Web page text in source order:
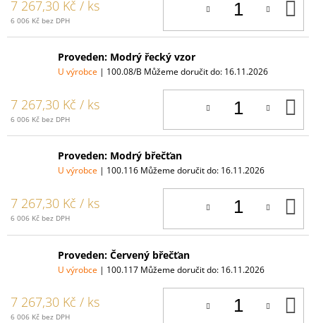
7 267,30 Kč / ks
6 006 Kč bez DPH
Proveden: Modrý řecký vzor
U výrobce | 100.08/B Můžeme doručit do: 16.11.2026
7 267,30 Kč / ks
6 006 Kč bez DPH
Proveden: Modrý břečťan
U výrobce | 100.116 Můžeme doručit do: 16.11.2026
7 267,30 Kč / ks
6 006 Kč bez DPH
Proveden: Červený břečťan
U výrobce | 100.117 Můžeme doručit do: 16.11.2026
7 267,30 Kč / ks
6 006 Kč bez DPH